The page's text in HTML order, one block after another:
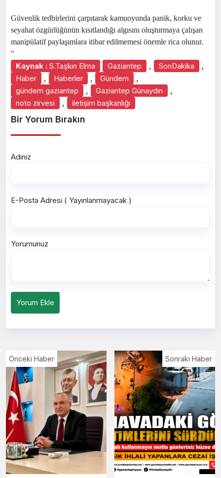
Güvenlik tedbirlerini çarpıtarak kamuoyunda panik, korku ve
seyahat özgürlüğünün kısıtlandığı algısını oluşturmaya çalışan
manipülatif paylaşımlara itibar edilmemesi önemle rica olunur.
"
Kaynak : S.Taşkın Elma Gaziantep , SonDakika ,
Haber , Haberler , Gündem ,
gündem gaziantep , Gaziantep Günaydın ,
noto zirvesi , iletişim başkanlığı
Bir Yorum Bırakın
Adınız
E-Posta Adresi ( Yayınlanmayacak )
Yorumunuz
Yorum Ekle
Önceki Haber Sonraki Haber